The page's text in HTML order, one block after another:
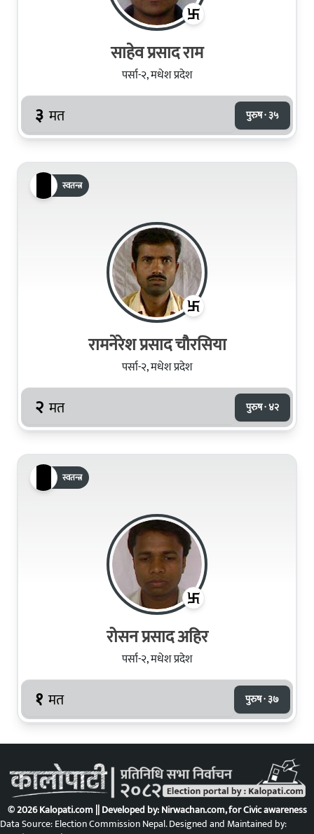
साहेव प्रसाद राम
पर्सा-२, मधेश प्रदेश
३ मत पुरुष · ३५
स्वतन्त्र
रामनेरेश प्रसाद चौरसिया
पर्सा-२, मधेश प्रदेश
२ मत पुरुष · ४२
स्वतन्त्र
रोसन प्रसाद अहिर
पर्सा-२, मधेश प्रदेश
१ मत पुरुष · ३७
© 2026 Kalopati.com || Developed by:Nirwachan.com, for Civic awareness
Data Source: Election Commission Nepal. Designed and Maintained by: